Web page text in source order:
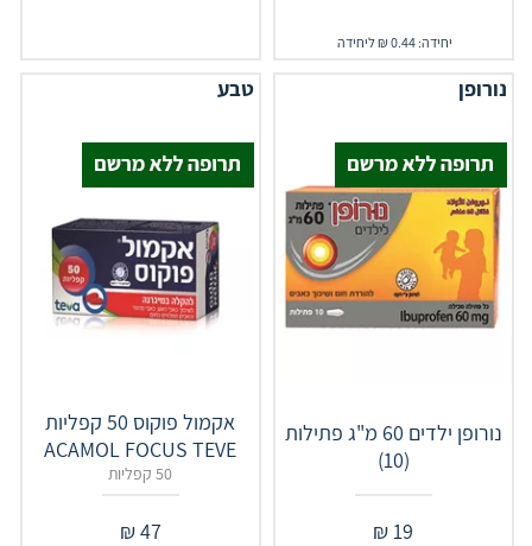
יחידה: 0.44 ₪ ליחידה
נורופן
נורופן ילדים 60 מ"ג פתילות
(10)
19
₪
טבע
אקמול פוקוס 50 קפליות
ACAMOL FOCUS TEVE
50 קפליות
47
₪